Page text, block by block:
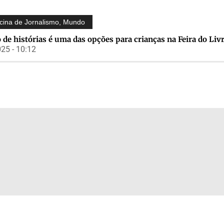
de Jornalismo Mundo
de histórias é uma das opções para crianças na Feira do
- 10:12